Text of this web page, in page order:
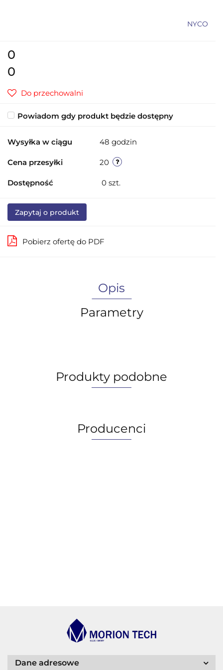
NYCO
0
0
Do przechowalni
Powiadom gdy produkt będzie dostępny
Wysyłka w ciągu 48 godzin
Cena przesyłki 20
Dostępność 0 szt.
Zapytaj o produkt
Pobierz ofertę do PDF
Opis
Parametry
Produkty podobne
Producenci
Dane adresowe